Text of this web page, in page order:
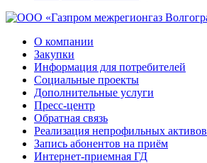
О компании
Закупки
Информация для потребителей
Социальные проекты
Дополнительные услуги
Пресс-центр
Обратная связь
Реализация непрофильных активов
Запись абонентов на приём
Интернет-приемная ГД